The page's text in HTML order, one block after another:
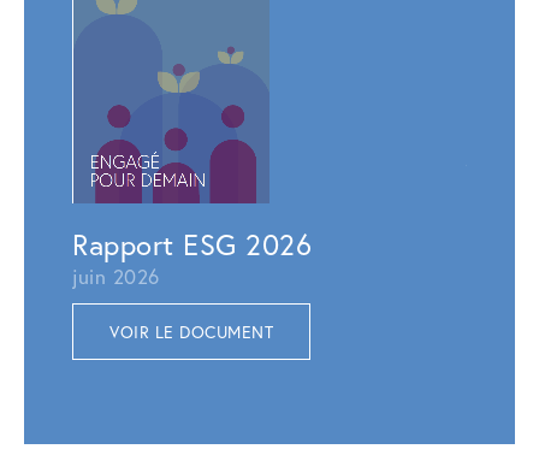
Rapport ESG 2026
juin 2026
VOIR LE DOCUMENT